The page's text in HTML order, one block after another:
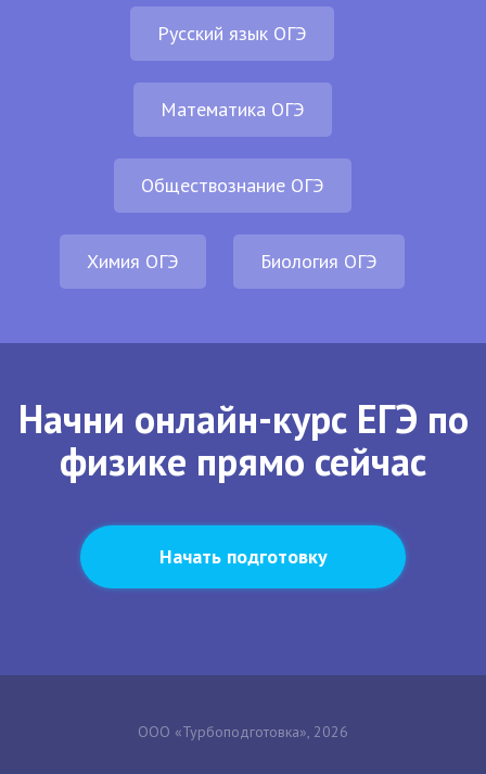
Русский язык ОГЭ
Математика ОГЭ
Обществознание ОГЭ
Химия ОГЭ Биология ОГЭ
Начни онлайн-курс ЕГЭ по
физике прямо сейчас
Начать подготовку
ООО «Турбоподготовка», 2026